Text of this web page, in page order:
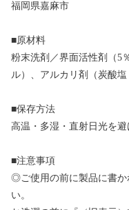
福岡県嘉麻市
■原材料
粉末洗剤／界面活性剤（5
ル）、アルカリ剤（炭酸
■保存方法
高温・多湿・直射日光を
■注意事項
◎ご使用の前に製品に書か
い。